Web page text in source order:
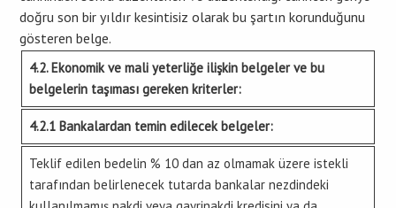
doğru son bir yıldır kesintisiz olarak bu şartın korunduğunu
gösteren belge.
4.2. Ekonomik ve mali yeterliğe ilişkin belgeler ve bu
belgelerin taşıması gereken kriterler:
4.2.1 Bankalardan temin edilecek belgeler:
Teklif edilen bedelin % 10 dan az olmamak üzere istekli
tarafından belirlenecek tutarda bankalar nezdindeki